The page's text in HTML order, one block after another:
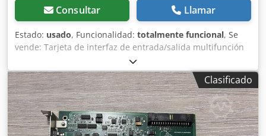
Consultar Llamar
Estado: usado, Funcionalidad: totalmente funcional, Se
vende: Tarjeta de interfaz de entrada/salida multifunción
PCI-6034E de National Instruments, en perfecto estado de
funcionamiento. Fabricante: National Instruments (NI)
Modelo: PCI-6034E Credpfozq Aiysx Ak Uef Estado: Usado –
Totalmente probada y en funcionamiento Probada con: NI
MAX – funcionamiento verificado Entradas analógicas: 16
AI (16 bits, 200 kS/s) Entradas/salidas digitales: 8 DIO
Clasificado